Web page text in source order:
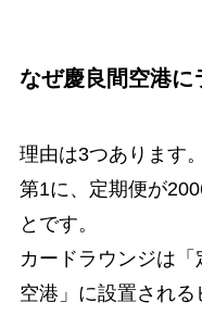
なぜ慶良間空港に
理由は3つあります。
第1に、定期便が
とです。
カードラウンジは
空港」に設置され